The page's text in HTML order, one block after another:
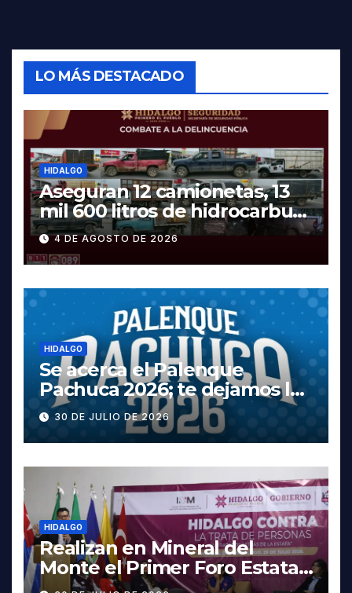
LO MÁS DESTACADO
HIDALGO
Aseguran 12 camionetas, 13
mil 600 litros de hidrocarburo
y dos vehículos robados en
Tula
4 DE AGOSTO DE 2026
HIDALGO
Se acerca el Palenque
Pachuca 2026; te dejamos la
cartelera completa, las
fechas y los precios
30 DE JULIO DE 2026
HIDALGO
Realizan en Mineral del
Monte el Primer Foro Estatal
contra la Trata de Personas